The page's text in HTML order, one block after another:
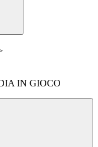
IN GIOCO